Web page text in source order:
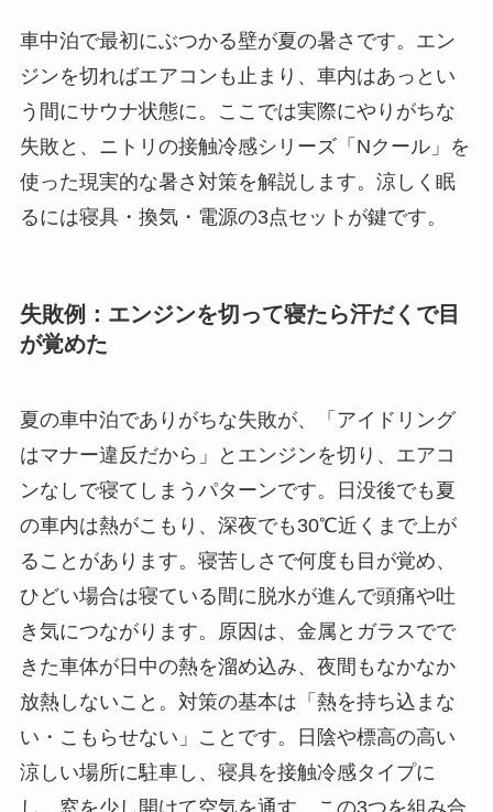
車中泊で最初にぶつかる壁が夏の暑さです。エン
ジンを切ればエアコンも止まり、車内はあっとい
う間にサウナ状態に。ここでは実際にやりがちな
失敗と、ニトリの接触冷感シリーズ「Nクール」を
使った現実的な暑さ対策を解説します。涼しく眠
るには寝具・換気・電源の3点セットが鍵です。
失敗例：エンジンを切って寝たら汗だくで目
が覚めた
夏の車中泊でありがちな失敗が、「アイドリング
はマナー違反だから」とエンジンを切り、エアコ
ンなしで寝てしまうパターンです。日没後でも夏
の車内は熱がこもり、深夜でも30℃近くまで上が
ることがあります。寝苦しさで何度も目が覚め、
ひどい場合は寝ている間に脱水が進んで頭痛や吐
き気につながります。原因は、金属とガラスでで
きた車体が日中の熱を溜め込み、夜間もなかなか
放熱しないこと。対策の基本は「熱を持ち込まな
い・こもらせない」ことです。日陰や標高の高い
涼しい場所に駐車し、寝具を接触冷感タイプに